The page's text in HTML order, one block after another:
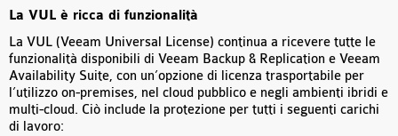
La VUL è ricca di funzionalità
La VUL (Veeam Universal License) continua a ricevere tutte le
funzionalità disponibili di Veeam Backup & Replication e Veeam
Availability Suite, con un’opzione di licenza trasportabile per
l’utilizzo on-premises, nel cloud pubblico e negli ambienti ibridi e
multi-cloud. Ciò include la protezione per tutti i seguenti carichi
di lavoro: